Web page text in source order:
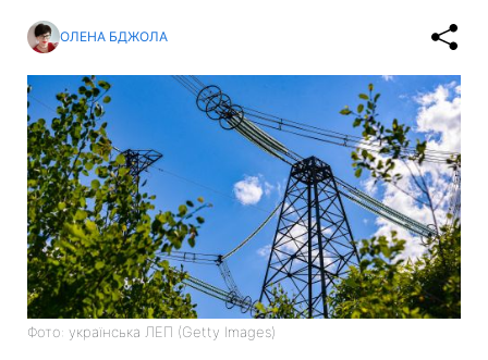
ОЛЕНА БДЖОЛА
Фото: українська ЛЕП (Getty Images)